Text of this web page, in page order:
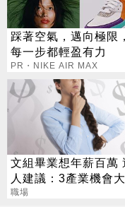
踩著空氣，邁向極限
每一步都輕盈有力
PR・NIKE AIR MAX
文組畢業想年薪百萬
人建議：3產業機會大
職場